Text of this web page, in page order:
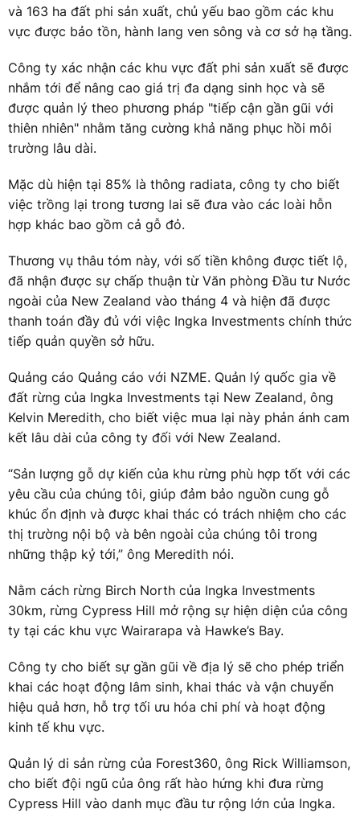
và 163 ha đất phi sản xuất, chủ yếu bao gồm các khu
vực được bảo tồn, hành lang ven sông và cơ sở hạ tầng.
Công ty xác nhận các khu vực đất phi sản xuất sẽ được
nhắm tới để nâng cao giá trị đa dạng sinh học và sẽ
được quản lý theo phương pháp "tiếp cận gần gũi với
thiên nhiên" nhằm tăng cường khả năng phục hồi môi
trường lâu dài.
Mặc dù hiện tại 85% là thông radiata, công ty cho biết
việc trồng lại trong tương lai sẽ đưa vào các loài hỗn
hợp khác bao gồm cả gỗ đỏ.
Thương vụ thâu tóm này, với số tiền không được tiết lộ,
đã nhận được sự chấp thuận từ Văn phòng Đầu tư Nước
ngoài của New Zealand vào tháng 4 và hiện đã được
thanh toán đầy đủ với việc Ingka Investments chính thức
tiếp quản quyền sở hữu.
Quảng cáo Quảng cáo với NZME. Quản lý quốc gia về
đất rừng của Ingka Investments tại New Zealand, ông
Kelvin Meredith, cho biết việc mua lại này phản ánh cam
kết lâu dài của công ty đối với New Zealand.
“Sản lượng gỗ dự kiến của khu rừng phù hợp tốt với các
yêu cầu của chúng tôi, giúp đảm bảo nguồn cung gỗ
khúc ổn định và được khai thác có trách nhiệm cho các
thị trường nội bộ và bên ngoài của chúng tôi trong
những thập kỷ tới,” ông Meredith nói.
Nằm cách rừng Birch North của Ingka Investments
30km, rừng Cypress Hill mở rộng sự hiện diện của công
ty tại các khu vực Wairarapa và Hawke’s Bay.
Công ty cho biết sự gần gũi về địa lý sẽ cho phép triển
khai các hoạt động lâm sinh, khai thác và vận chuyển
hiệu quả hơn, hỗ trợ tối ưu hóa chi phí và hoạt động
kinh tế khu vực.
Quản lý di sản rừng của Forest360, ông Rick Williamson,
cho biết đội ngũ của ông rất hào hứng khi đưa rừng
Cypress Hill vào danh mục đầu tư rộng lớn của Ingka.